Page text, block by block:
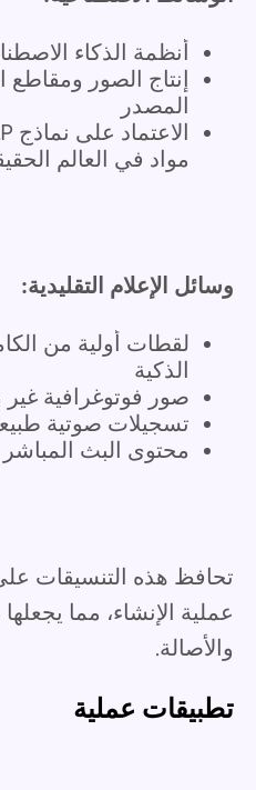
أنظمة الذكاء
إنتاج الصور ومقاطع
المصدر
مواد في العالم
وسائل الإعلام التقليدية:
لقطات أولية من
الذكية
صور فوتوغرافية
تسجيلات صوتية
محتوى البث المباشر
تحافظ هذه التنسيقات
عملية الإنشاء، مما
والأصالة.
تطبيقات عملية